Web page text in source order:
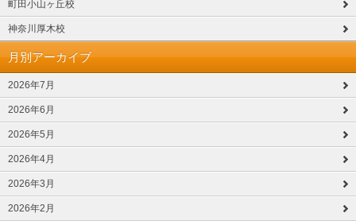
町田小山ヶ丘校
神奈川厚木校
月別アーカイブ
2026年7月
2026年6月
2026年5月
2026年4月
2026年3月
2026年2月